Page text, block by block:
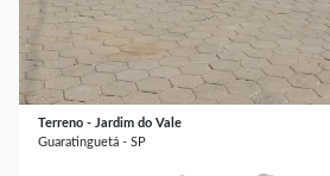
Terreno - Jardim do Vale
Guaratinguetá - SP